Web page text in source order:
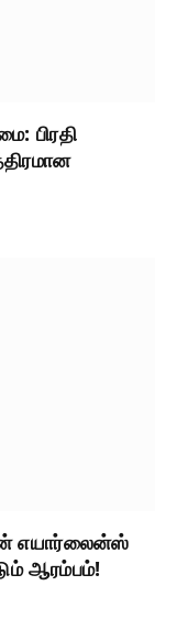
பிரதி
எயார்லைன்ஸ்
ஆரம்பம்!